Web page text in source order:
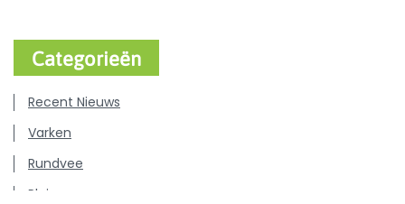
Categorieën
Recent Nieuws
Varken
Rundvee
Pluimvee